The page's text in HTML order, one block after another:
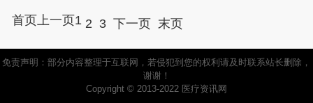
首页上一页1 2 3 下一页 末页
免责声明：部分内容整理于互联网，若侵犯到您的权利请及时联系站长删除，
谢谢！
Copyright © 2013-2022 医疗资讯网